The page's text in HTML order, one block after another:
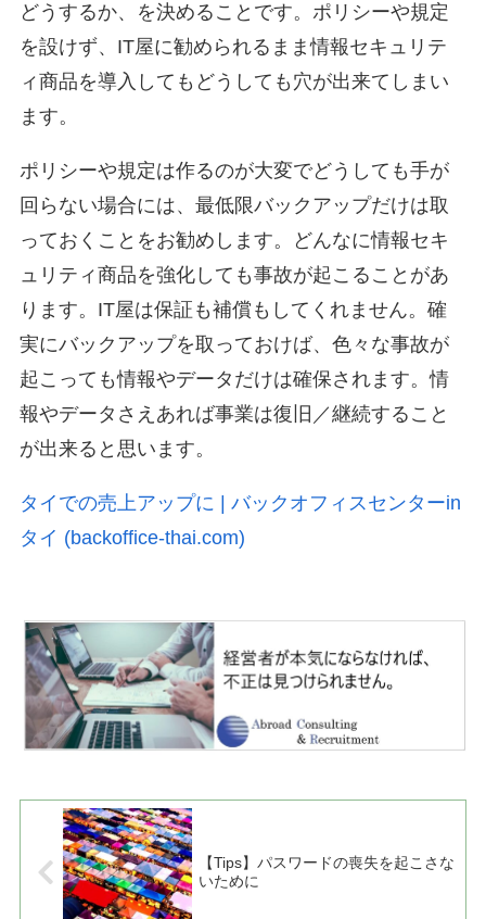
どうするか、を決めることです。ポリシーや規定
を設けず、IT屋に勧められるまま情報セキュリテ
ィ商品を導入してもどうしても穴が出来てしまい
ます。
ポリシーや規定は作るのが大変でどうしても手が
回らない場合には、最低限バックアップだけは取
っておくことをお勧めします。どんなに情報セキ
ュリティ商品を強化しても事故が起こることがあ
ります。IT屋は保証も補償もしてくれません。確
実にバックアップを取っておけば、色々な事故が
起こっても情報やデータだけは確保されます。情
報やデータさえあれば事業は復旧／継続すること
が出来ると思います。
タイでの売上アップに | バックオフィスセンターin
タイ (backoffice-thai.com)
【Tips】パスワードの喪失を起こさな
いために